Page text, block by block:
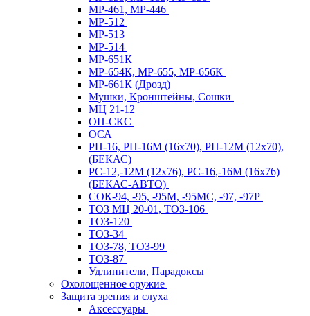
МР-461, МР-446
МР-512
МР-513
МР-514
МР-651К
МР-654К, МР-655, МР-656К
МР-661К (Дрозд)
Мушки, Кронштейны, Сошки
МЦ 21-12
ОП-СКС
ОСА
РП-16, РП-16М (16х70), РП-12М (12х70),
(БЕКАС)
РС-12,-12М (12х76), РС-16,-16М (16х76)
(БЕКАС-АВТО)
СОК-94, -95, -95М, -95МС, -97, -97Р
ТОЗ МЦ 20-01, ТОЗ-106
ТОЗ-120
ТОЗ-34
ТОЗ-78, ТОЗ-99
ТОЗ-87
Удлинители, Парадоксы
Охолощенное оружие
Защита зрения и слуха
Аксессуары